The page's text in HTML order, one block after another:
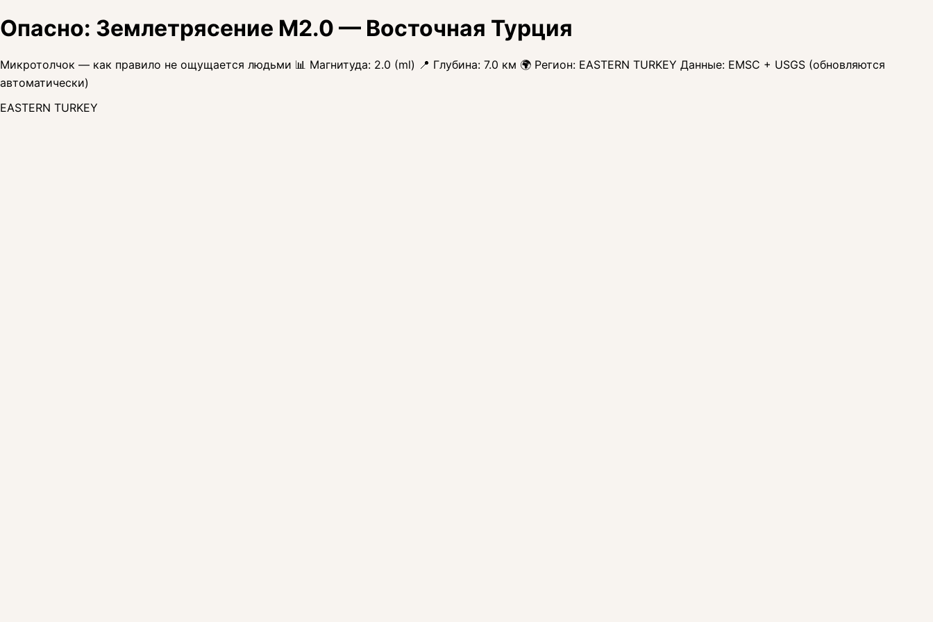
Опасно: Землетрясение M2.0 — Восточная Турция
Микротолчок — как правило не ощущается людьми 📊 Магнитуда: 2.0 (ml) 📍 Глубина: 7.0 км 🌍 Регион: EASTERN TURKEY Данные: EMSC + USGS (обновляются
автоматически)
EASTERN TURKEY